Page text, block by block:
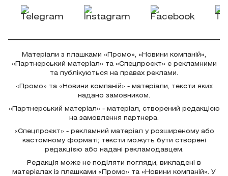
Матеріали з плашками «Промо», «Новини компаній»,
«Партнерський матеріал» та «Спецпроєкт» є рекламними
та публікуються на правах реклами.
«Промо» та «Новини компаній» - матеріали, тексти яких
надано замовником.
«Партнерський матеріал» - матеріал, створений редакцією
на замовлення партнера.
«Спецпроєкт» - рекламний матеріал у розширеному або
кастомному форматі; тексти можуть бути створені
редакцією або надані рекламодавцем.
Редакція може не поділяти погляди, викладені в
матеріалах із плашками «Промо» та «Новини компаній». У